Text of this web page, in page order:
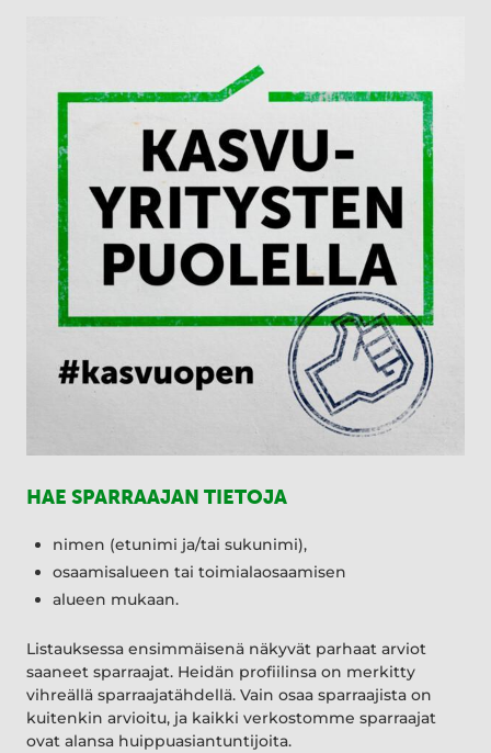
HAE SPARRAAJAN TIETOJA
nimen (etunimi ja/tai sukunimi),
osaamisalueen tai toimialaosaamisen
alueen mukaan.
Listauksessa ensimmäisenä näkyvät parhaat arviot
saaneet sparraajat. Heidän profiilinsa on merkitty
vihreällä sparraajatähdellä. Vain osaa sparraajista on
kuitenkin arvioitu, ja kaikki verkostomme sparraajat
ovat alansa huippuasiantuntijoita.